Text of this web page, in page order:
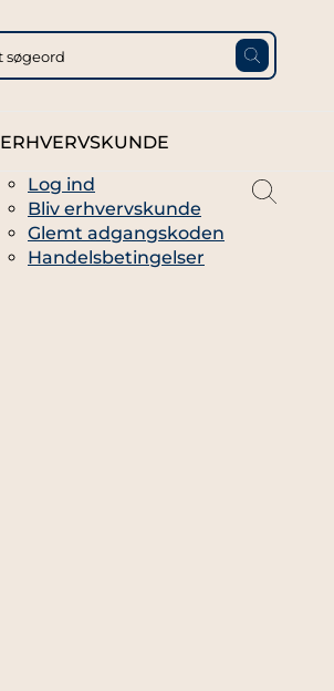
ERHVERVSKUNDE
Log ind
Bliv erhvervskunde
Glemt adgangskoden
Handelsbetingelser